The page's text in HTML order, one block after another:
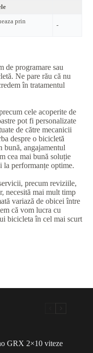
prin
-
de programare sau
Ne pare rău că nu
în tratamentul
cele acoperite de
pot fi personalizate
de către mecanicii
despre o bicicletă
bună, angajamentul
cea mai bună soluție
la performanțe optime.
precum reviziile,
necesită mai mult timp
variază de obicei între
că vom lucra cu
bicicleta în cel mai scurt
GRX 2×10 viteze